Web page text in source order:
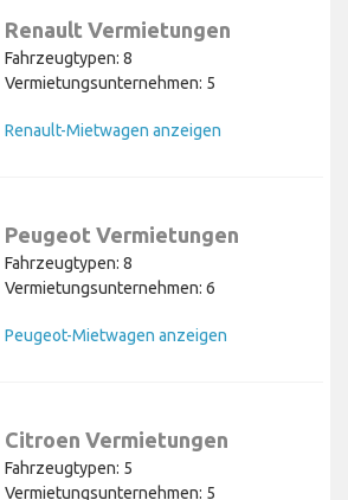
Renault Vermietungen
Fahrzeugtypen: 8
Vermietungsunternehmen: 5
Renault-Mietwagen anzeigen
Peugeot Vermietungen
Fahrzeugtypen: 8
Vermietungsunternehmen: 6
Peugeot-Mietwagen anzeigen
Citroen Vermietungen
Fahrzeugtypen: 5
Vermietungsunternehmen: 5